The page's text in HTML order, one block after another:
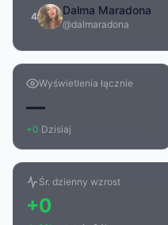
4 Dalma Maradona
@dalmaradona
Wyświetlenia łącznie
—
+0 Dzisiaj
Śr. dzienny wzrost
+0